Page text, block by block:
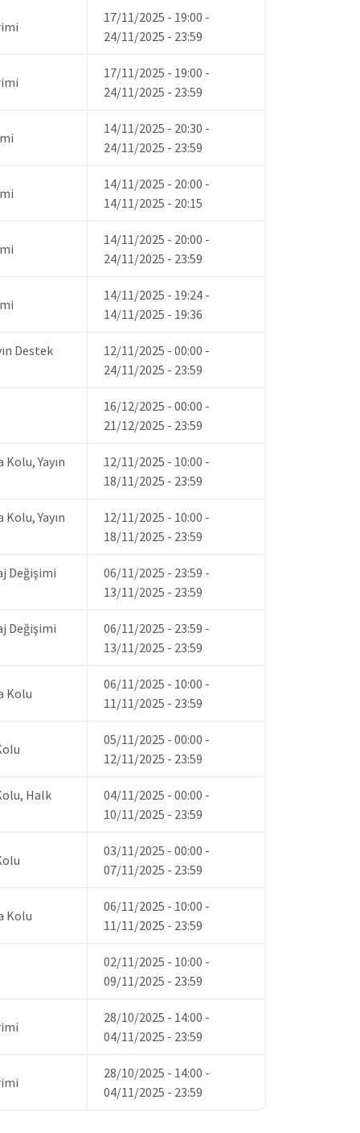
17/11/2025 - 19:00 -
24/11/2025 - 23:59
17/11/2025 - 19:00 -
24/11/2025 - 23:59
14/11/2025 - 20:30 -
24/11/2025 - 23:59
14/11/2025 - 20:00 -
14/11/2025 - 20:15
14/11/2025 - 20:00 -
24/11/2025 - 23:59
14/11/2025 - 19:24 -
14/11/2025 - 19:36
Destek
12/11/2025 - 00:00 -
24/11/2025 - 23:59
16/12/2025 - 00:00 -
21/12/2025 - 23:59
Kolu, Yayın
12/11/2025 - 10:00 -
18/11/2025 - 23:59
Kolu, Yayın
12/11/2025 - 10:00 -
18/11/2025 - 23:59
Değişimi
06/11/2025 - 23:59 -
13/11/2025 - 23:59
Değişimi
06/11/2025 - 23:59 -
13/11/2025 - 23:59
Kolu
06/11/2025 - 10:00 -
11/11/2025 - 23:59
05/11/2025 - 00:00 -
12/11/2025 - 23:59
Halk
04/11/2025 - 00:00 -
10/11/2025 - 23:59
03/11/2025 - 00:00 -
07/11/2025 - 23:59
Kolu
06/11/2025 - 10:00 -
11/11/2025 - 23:59
02/11/2025 - 10:00 -
09/11/2025 - 23:59
28/10/2025 - 14:00 -
04/11/2025 - 23:59
28/10/2025 - 14:00 -
04/11/2025 - 23:59